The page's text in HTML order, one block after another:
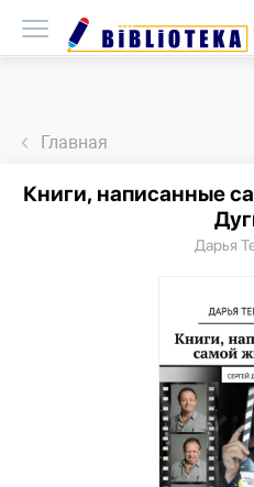
Главная
Книги, написанные
Дарья